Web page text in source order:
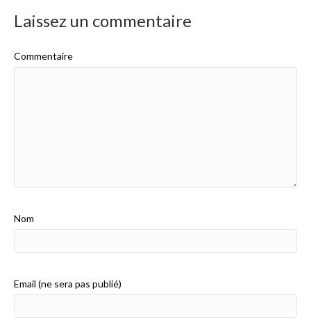
Laissez un commentaire
Commentaire
Nom
Email (ne sera pas publié)